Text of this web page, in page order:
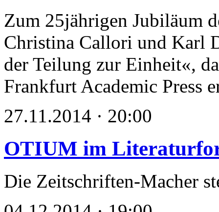
Zum 25jährigen Jubiläum
Christina Callori und Karl
der Teilung zur Einheit«,
Frankfurt Academic Press
27.11.2014 · 20:00
OTIUM im
Die Zeitschriften-Macher